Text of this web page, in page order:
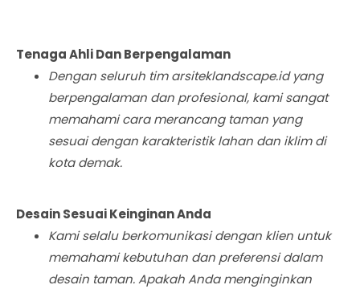
Tenaga Ahli Dan Berpengalaman
Dengan seluruh tim arsiteklandscape.id yang
berpengalaman dan profesional, kami sangat
memahami cara merancang taman yang
sesuai dengan karakteristik lahan dan iklim di
kota demak.
Desain Sesuai Keinginan Anda
Kami selalu berkomunikasi dengan klien untuk
memahami kebutuhan dan preferensi dalam
desain taman. Apakah Anda menginginkan